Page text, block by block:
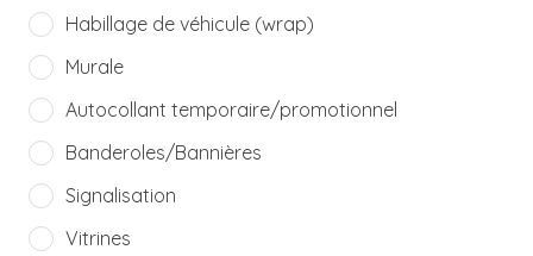
Habillage de véhicule (wrap)
Murale
Autocollant temporaire/promotionnel
Banderoles/Bannières
Signalisation
Vitrines